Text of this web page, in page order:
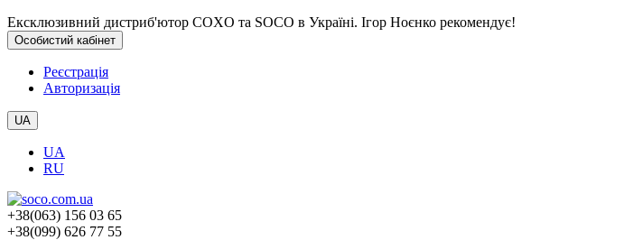
Ексклюзивний дистриб'ютор COXO та SOCO в Україні. Ігор Ноєнко рекомендує!
Особистий кабінет
Реєстрація
Авторизація
UA
UA
RU
+38(063) 156 03 65
+38(099) 626 77 55